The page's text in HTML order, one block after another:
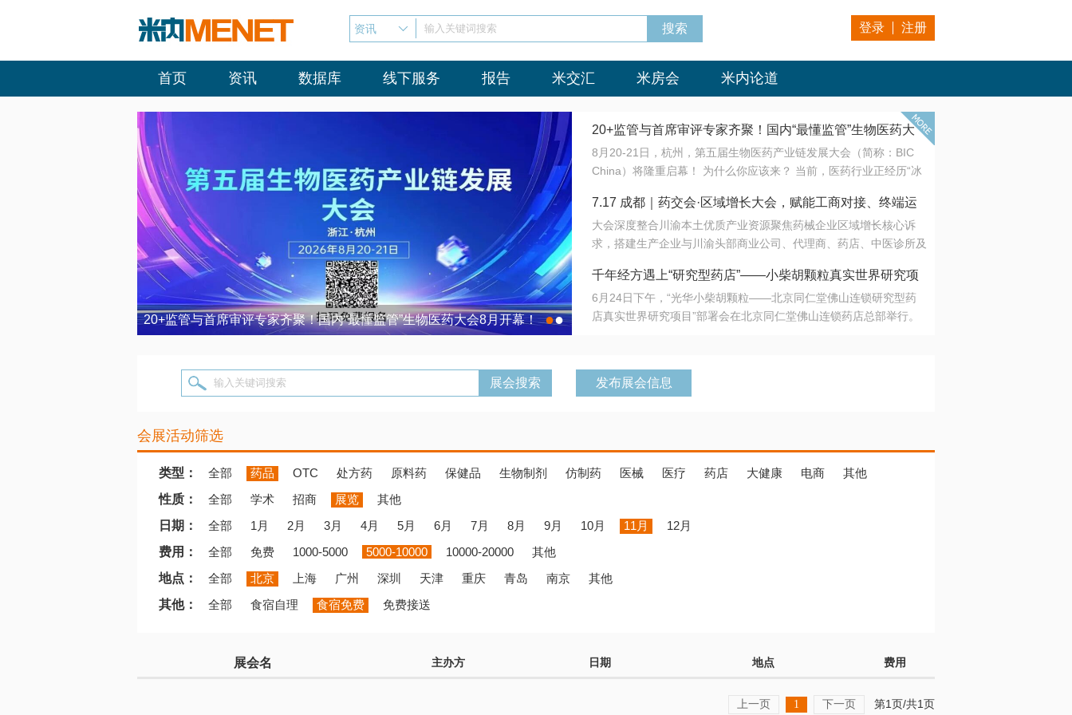
资讯 输入关键词搜索 登录 注册
首页 资讯 数据库 线下服务 报告 米交汇 米房会 米内论道
20+监管与首席审评专家齐聚！国内“最懂监管”生物医药大会8月开幕！ 7.17 成都｜药交会·区域增长大会，赋能工商对接、终端运营
●●
20+监管与首席审评专家齐聚！国内“最懂监管”生物医药大
会8月开幕！
8月20-21日，杭州，第五届生物医药产业链发展大会（简称：BIC
China）将隆重启幕！ 为什么你应该来？ 当前，医药行业正经历“冰
法正重新定义研发效率；另一端是创新药“最后一公里”的支付与入院
难题，呼唤更成熟的产业生态。 同质化“内卷”已无出路，全产业链协
同与出海能力建设才是破局关键。 本届大会以 “重构生态，定义未
算力突围；从中药创新、复杂药物制剂、CGT、多肽与小核酸的技
术攻坚，到CDMO的柔性智造。 我们致力于打破壁垒，让“实验
室”与“生产线”、“研发端”与“支付端”深度对话，更让监管、产业、资
7.17 成都｜药交会·区域增长大会，赋能工商对接、终端运
营
大会深度整合川渝本土优质产业资源聚焦药械企业区域增长核心诉
求，搭建生产企业与川渝头部商业公司、代理商、药店、中医诊所及
域增量份额夯实西南市场战略布局
千年经方遇上“研究型药店”——小柴胡颗粒真实世界研究项
目在北京同仁堂佛山连锁启动
6月24日下午，“光华小柴胡颗粒——北京同仁堂佛山连锁研究型药
店真实世界研究项目”部署会在北京同仁堂佛山连锁药店总部举行。
输入关键词搜索 发布展会信息
会展活动筛选
类型： 全部 药品 OTC 处方药 原料药 保健品 生物制剂 仿制药 医械 医疗 药店 大健康 电商
其他
性质：
全部 学术 招商 展览
其他
日期：
全部 1月 2月 3月 4月 5月 6月 7月 8月 9月 10月 11月
12月
费用：
全部 免费 1000-5000 5000-10000 10000-20000
其他
地点：
全部 北京 上海 广州 深圳 天津 重庆 青岛 南京
其他
其他：
全部 食宿自理 食宿免费 免费接送
展会名 主办方 日期 地点 费用
上一页 1 下一页 第1页/共1页